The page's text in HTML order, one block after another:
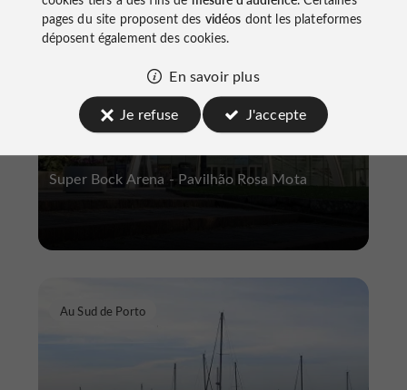
Super Bock Arena - Pavillon Rosa
Mota
Super Bock Arena - Pavilhão Rosa Mota
Au Sud de Porto
pages du site proposent des vidéos dont les plateformes
déposent également des cookies.
En savoir plus
Je refuse
J'accepte